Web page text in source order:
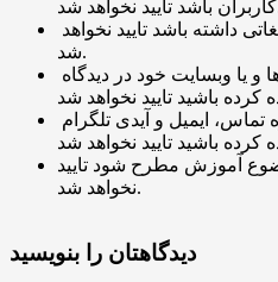
شد.
آموزش مطرح شود تایید
نخواهد شد.
دیدگاهتان را بنویسید